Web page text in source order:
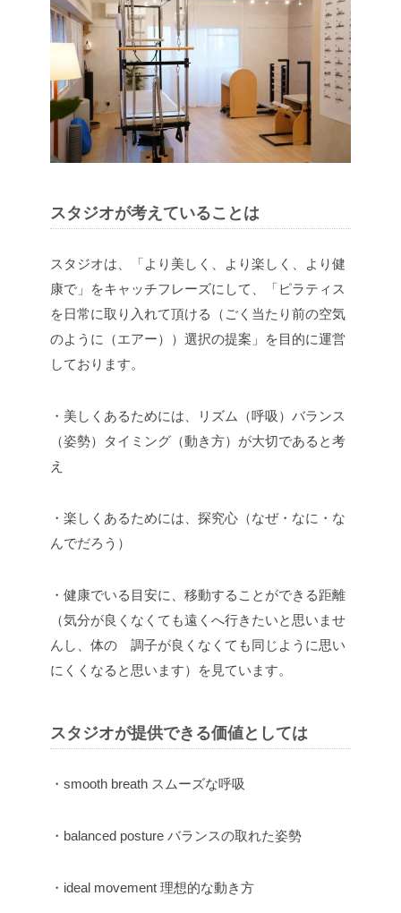
スタジオが考えていることは
スタジオは、「より美しく、より楽しく、より健
康で」をキャッチフレーズにして、「ピラティス
を日常に取り入れて頂ける（ごく当たり前の空気
のように（エアー））選択の提案」を目的に運営
しております。
・美しくあるためには、リズム（呼吸）バランス
（姿勢）タイミング（動き方）が大切であると考
え
・楽しくあるためには、探究心（なぜ・なに・な
んでだろう）
・健康でいる目安に、移動することができる距離
（気分が良くなくても遠くへ行きたいと思いませ
んし、体の 調子が良くなくても同じように思い
にくくなると思います）を見ています。
スタジオが提供できる価値としては
・smooth breath スムーズな呼吸
・balanced posture バランスの取れた姿勢
・ideal movement 理想的な動き方